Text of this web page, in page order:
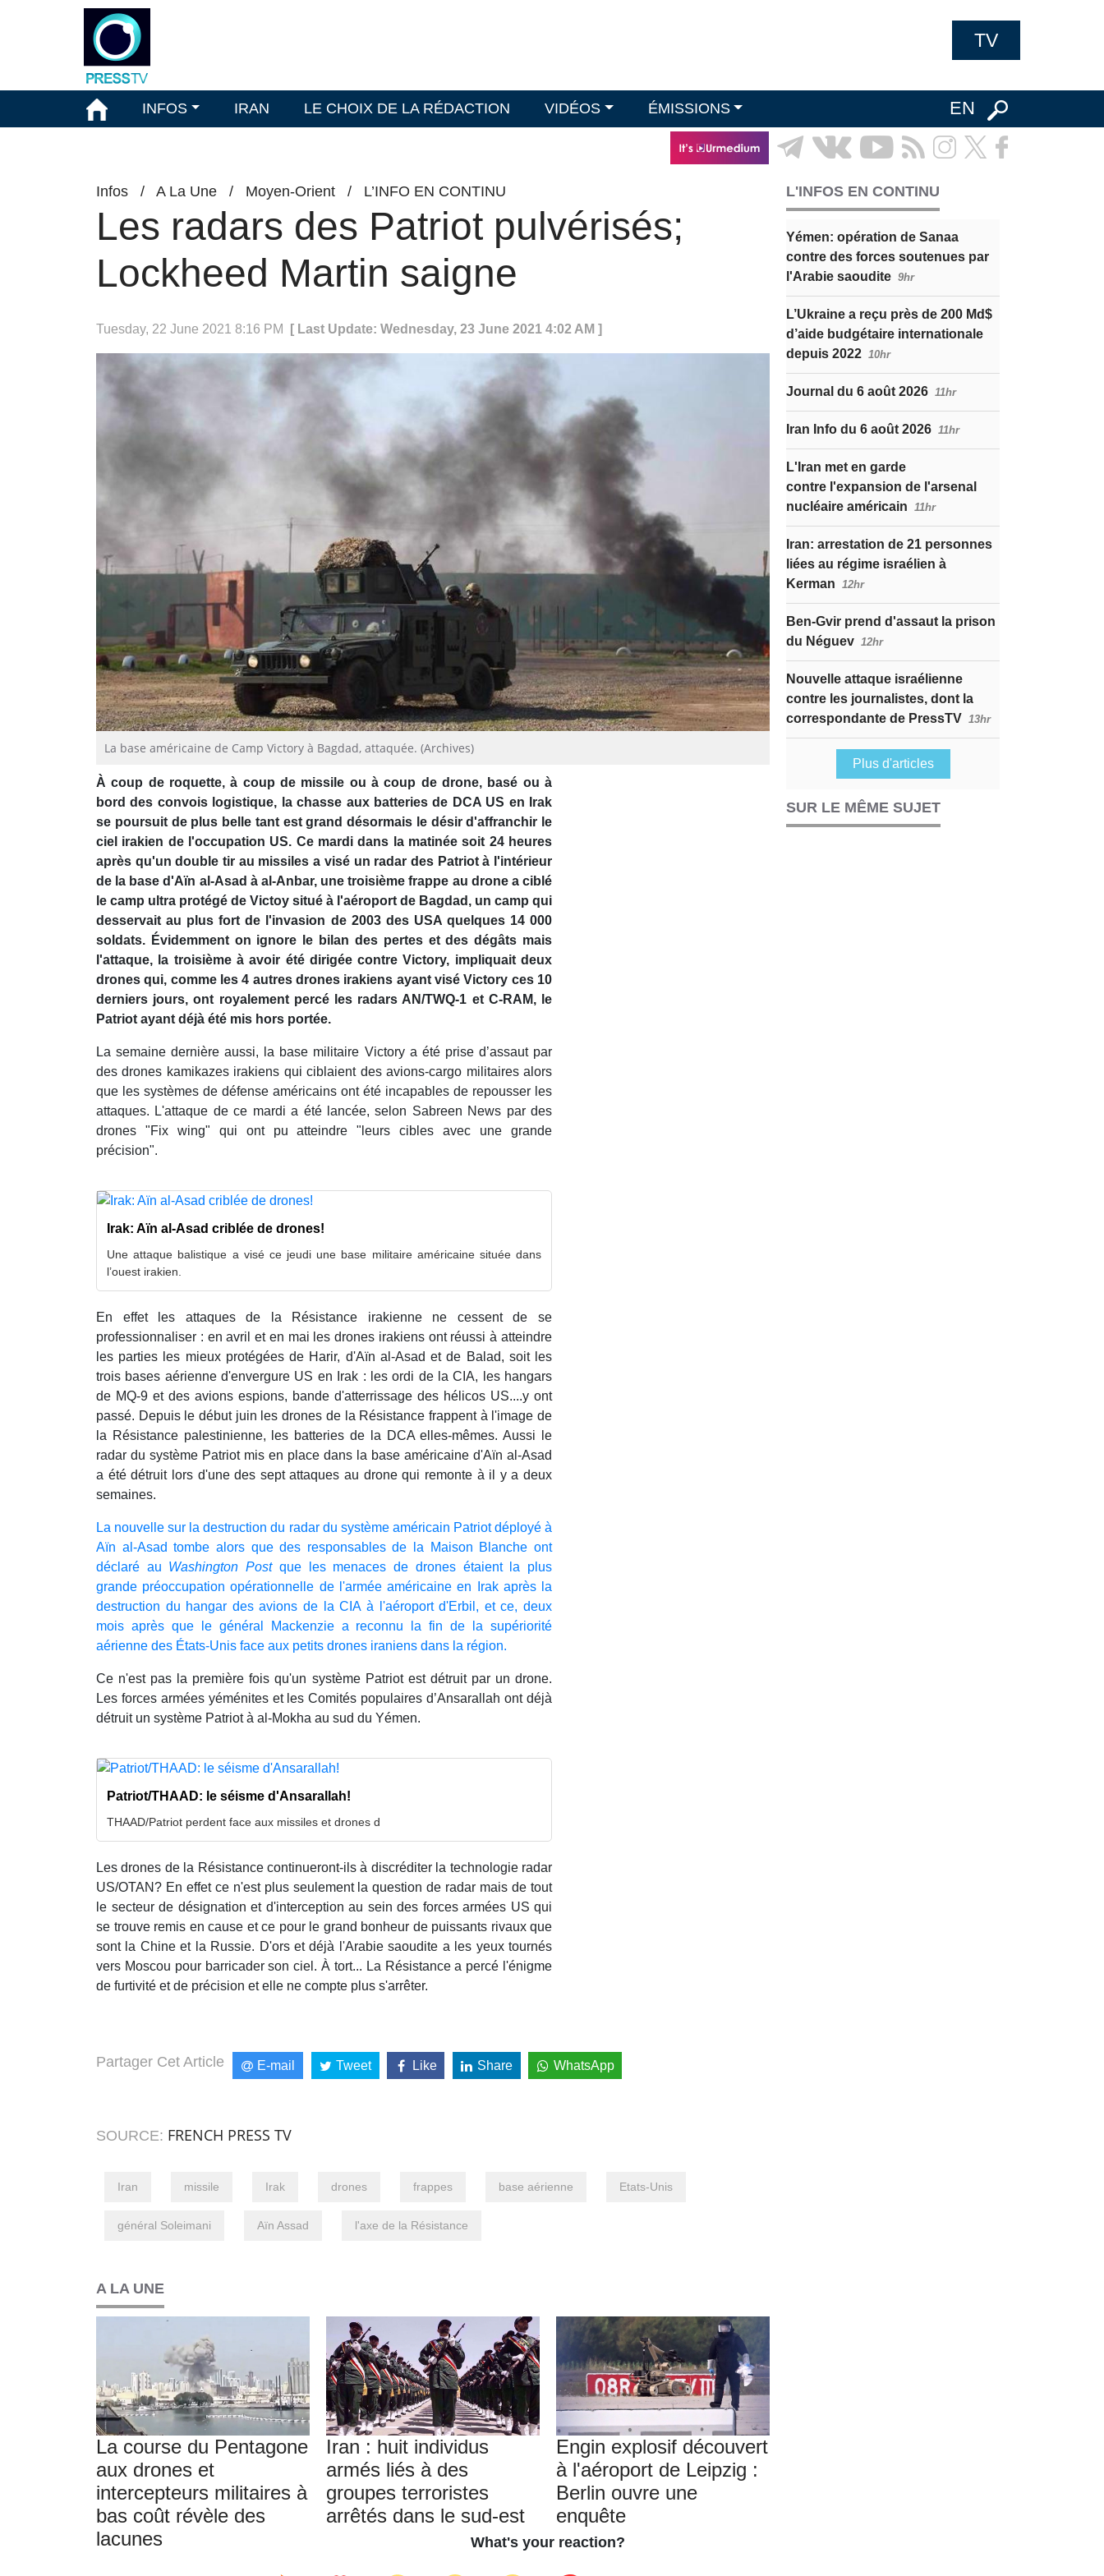
TV
INFOS IRAN LE CHOIX DE LA RÉDACTION VIDÉOS ÉMISSIONS EN
Infos / A La Une / Moyen-Orient / L’INFO EN CONTINU
Les radars des Patriot pulvérisés;
Lockheed Martin saigne
Tuesday, 22 June 2021 8:16 PM [ Last Update: Wednesday, 23 June 2021 4:02 AM ]
La base américaine de Camp Victory à Bagdad, attaquée. (Archives)
À coup de roquette, à coup de missile ou à coup de drone, basé ou à
bord des convois logistique, la chasse aux batteries de DCA US en Irak
se poursuit de plus belle tant est grand désormais le désir d'affranchir le
ciel irakien de l'occupation US. Ce mardi dans la matinée soit 24 heures
après qu'un double tir au missiles a visé un radar des Patriot à l'intérieur
de la base d'Aïn al-Asad à al-Anbar, une troisième frappe au drone a ciblé
le camp ultra protégé de Victoy situé à l'aéroport de Bagdad, un camp qui
desservait au plus fort de l'invasion de 2003 des USA quelques 14 000
soldats. Évidemment on ignore le bilan des pertes et des dégâts mais
l'attaque, la troisième à avoir été dirigée contre Victory, impliquait deux
drones qui, comme les 4 autres drones irakiens ayant visé Victory ces 10
derniers jours, ont royalement percé les radars AN/TWQ-1 et C-RAM, le
Patriot ayant déjà été mis hors portée.
La semaine dernière aussi, la base militaire Victory a été prise d’assaut par
des drones kamikazes irakiens qui ciblaient des avions-cargo militaires alors
que les systèmes de défense américains ont été incapables de repousser les
attaques. L'attaque de ce mardi a été lancée, selon Sabreen News par des
drones "Fix wing‌" qui ont pu atteindre "leurs cibles avec une grande
précision".
Irak: Aïn al-Asad criblée de drones!
Une attaque balistique a visé ce jeudi une base militaire américaine située dans
l’ouest irakien.
En effet les attaques de la Résistance irakienne ne cessent de se
professionnaliser : en avril et en mai les drones irakiens ont réussi à atteindre
les parties les mieux protégées de Harir, d'Aïn al-Asad et de Balad, soit les
trois bases aérienne d'envergure US en Irak : les ordi de la CIA, les hangars
de MQ-9 et des avions espions, bande d'atterrissage des hélicos US....y ont
passé. Depuis le début juin les drones de la Résistance frappent à l'image de
la Résistance palestinienne, les batteries de la DCA elles-mêmes. Aussi le
radar du système Patriot mis en place dans la base américaine d'Aïn al-Asad
a été détruit lors d'une des sept attaques au drone qui remonte à il y a deux
semaines.
La nouvelle sur la destruction du radar du système américain Patriot déployé à
Aïn al-Asad tombe alors que des responsables de la Maison Blanche ont
déclaré au Washington Postque les menaces de drones étaient la plus
grande préoccupation opérationnelle de l'armée américaine en Irak après la
destruction du hangar des avions de la CIA à l'aéroport d'Erbil, et ce, deux
mois après que le général Mackenzie a reconnu la fin de la supériorité
aérienne des États-Unis face aux petits drones iraniens dans la région.
Ce n'est pas la première fois qu'un système Patriot est détruit par un drone.
Les forces armées yéménites et les Comités populaires d’Ansarallah ont déjà
détruit un système Patriot à al-Mokha au sud du Yémen.
Patriot/THAAD: le séisme d'Ansarallah!
THAAD/Patriot perdent face aux missiles et drones d
Les drones de la Résistance continueront-ils à discréditer la technologie radar
US/OTAN? En effet ce n'est plus seulement la question de radar mais de tout
le secteur de désignation et d'interception au sein des forces armées US qui
se trouve remis en cause et ce pour le grand bonheur de puissants rivaux que
sont la Chine et la Russie. D'ors et déjà l'Arabie saoudite a les yeux tournés
vers Moscou pour barricader son ciel. À tort... La Résistance a percé l'énigme
de furtivité et de précision et elle ne compte plus s'arrêter.
Partager Cet Article E-mail Tweet Like Share WhatsApp
SOURCE: FRENCH PRESS TV
Iran missile Irak drones frappes base aérienne Etats-Unis
général Soleimani Aïn Assad l'axe de la Résistance
A LA UNE
La course du Pentagone
aux drones et
intercepteurs militaires à
bas coût révèle des
lacunes
Iran : huit individus
armés liés à des
groupes terroristes
arrêtés dans le sud-est
Engin explosif découvert
à l'aéroport de Leipzig :
Berlin ouvre une
enquête
L'INFOS EN CONTINU
Yémen: opération de Sanaa
contre des forces soutenues par
l'Arabie saoudite 9hr
L’Ukraine a reçu près de 200 Md$
d’aide budgétaire internationale
depuis 2022 10hr
Journal du 6 août 2026 11hr
Iran Info du 6 août 2026 11hr
L'Iran met en garde
contre l'expansion de l'arsenal
nucléaire américain 11hr
Iran: arrestation de 21 personnes
liées au régime israélien à
Kerman 12hr
Ben-Gvir prend d'assaut la prison
du Néguev 12hr
Nouvelle attaque israélienne
contre les journalistes, dont la
correspondante de PressTV 13hr
Plus d'articles
SUR LE MÊME SUJET